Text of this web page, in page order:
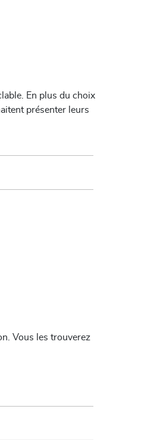
En plus du choix
présenter leurs
Vous les trouverez